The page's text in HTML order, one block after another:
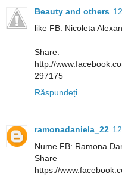
Beauty and others
like FB: Nicoleta
Share:
http://
297175
Răspundeți
ramonadaniela_22
Nume FB: Ramona
https://